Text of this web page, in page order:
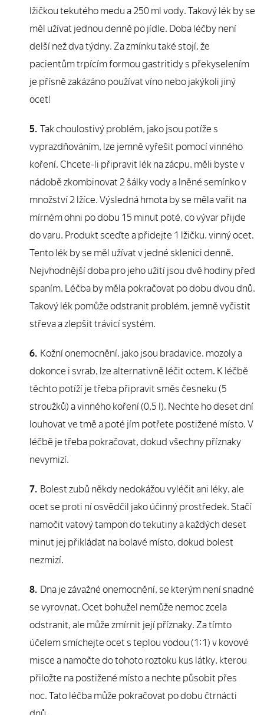
lžičkou tekutého medu a 250 ml vody. Takový lék by se
měl užívat jednou denně po jídle. Doba léčby není
delší než dva týdny. Za zmínku také stojí, že
pacientům trpícím formou gastritidy s překyselením
je přísně zakázáno používat víno nebo jakýkoli jiný
ocet!
Tak choulostivý problém, jako jsou potíže s
vyprazdňováním, lze jemně vyřešit pomocí vinného
koření. Chcete-li připravit lék na zácpu, měli byste v
nádobě zkombinovat 2 šálky vody a lněné semínko v
množství 2 lžíce. Výsledná hmota by se měla vařit na
mírném ohni po dobu 15 minut poté, co vývar přijde
do varu. Produkt sceďte a přidejte 1 lžičku. vinný ocet.
Tento lék by se měl užívat v jedné sklenici denně.
Nejvhodnější doba pro jeho užití jsou dvě hodiny před
spaním. Léčba by měla pokračovat po dobu dvou dnů.
Takový lék pomůže odstranit problém, jemně vyčistit
střeva a zlepšit trávicí systém.
Kožní onemocnění, jako jsou bradavice, mozoly a
dokonce i svrab, lze alternativně léčit octem. K léčbě
těchto potíží je třeba připravit směs česneku (5
stroužků) a vinného koření (0,5 l). Nechte ho deset dní
louhovat ve tmě a poté jím potřete postižené místo. V
léčbě je třeba pokračovat, dokud všechny příznaky
nevymizí.
Bolest zubů někdy nedokážou vyléčit ani léky, ale
ocet se proti ní osvědčil jako účinný prostředek. Stačí
namočit vatový tampon do tekutiny a každých deset
minut jej přikládat na bolavé místo, dokud bolest
nezmizí.
Dna je závažné onemocnění, se kterým není snadné
se vyrovnat. Ocet bohužel nemůže nemoc zcela
odstranit, ale může zmírnit její příznaky. Za tímto
účelem smíchejte ocet s teplou vodou (1:1) v kovové
misce a namočte do tohoto roztoku kus látky, kterou
přiložte na postižené místo a nechte působit přes
noc. Tato léčba může pokračovat po dobu čtrnácti